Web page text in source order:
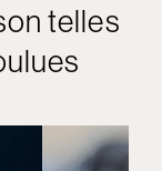
telles